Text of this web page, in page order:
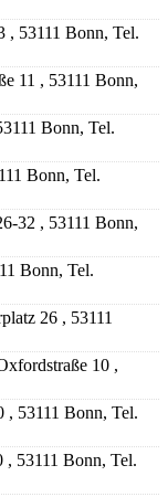
, 53111 Bonn, Tel.
11 , 53111 Bonn,
Bonn, Tel.
Bonn, Tel.
32 , 53111 Bonn,
Bonn, Tel.
26 , 53111
10 ,
, 53111 Bonn, Tel.
, 53111 Bonn, Tel.